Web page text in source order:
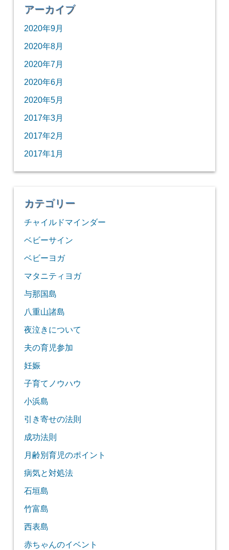
アーカイブ
2020年9月
2020年8月
2020年7月
2020年6月
2020年5月
2017年3月
2017年2月
2017年1月
カテゴリー
チャイルドマインダー
ベビーサイン
ベビーヨガ
マタニティヨガ
与那国島
八重山諸島
夜泣きについて
夫の育児参加
妊娠
子育てノウハウ
小浜島
引き寄せの法則
成功法則
月齢別育児のポイント
病気と対処法
石垣島
竹富島
西表島
赤ちゃんのイベント